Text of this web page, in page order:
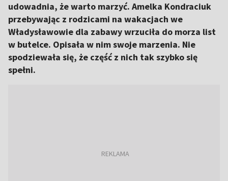
udowadnia, że warto marzyć. Amelka Kondraciuk
przebywając z rodzicami na wakacjach we
Władysławowie dla zabawy wrzuciła do morza list
w butelce. Opisała w nim swoje marzenia. Nie
spodziewała się, że część z nich tak szybko się
spełni.